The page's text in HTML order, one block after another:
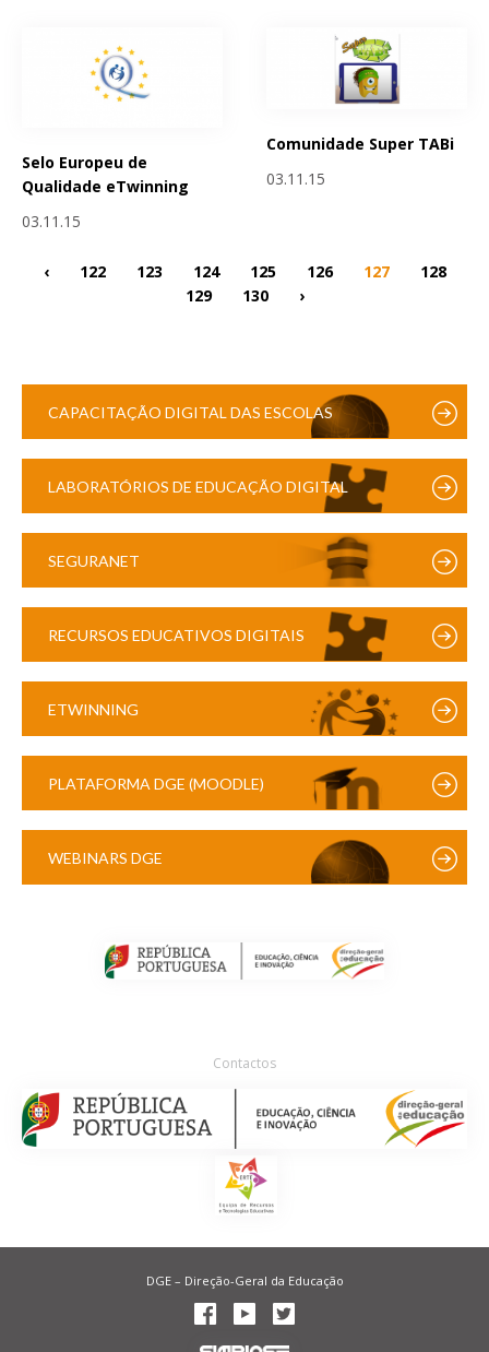
Selo Europeu de
Qualidade eTwinning
03.11.15
Comunidade Super TABi
03.11.15
‹ 122 123 124 125 126 127
128
129
130 ›
CAPACITAÇÃO DIGITAL DAS ESCOLAS
LABORATÓRIOS DE EDUCAÇÃO DIGITAL
SEGURANET
RECURSOS EDUCATIVOS DIGITAIS
ETWINNING
PLATAFORMA DGE (MOODLE)
WEBINARS DGE
Contactos
DGE – Direção-Geral da Educação